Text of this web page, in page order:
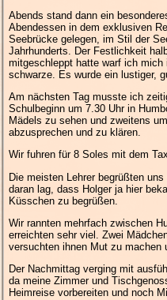
Abends stand dann ein
Abendessen in dem exklusiven
Seebrücke gelegen, im Stil der
Jahrhunderts. Der Festlichkeit
mitgeschleppt hatte warf ich
schwarze. Es wurde ein lustiger,
Am nächsten Tag musste ich
Schulbeginn um 7.30 Uhr in
Mädels zu sehen und zweitens
abzusprechen und zu klären.
Wir fuhren für 8 Soles mit dem
Die meisten Lehrer begrüßten
daran lag, dass Holger ja hier
Küsschen zu begrüßen.
Wir rannten mehrfach zwischen
erreichten sehr viel. Zwei
versuchten ihnen Mut zu machen
Der Nachmittag verging mit
da meine Zimmer und
Heimreise vorbereiten und noch